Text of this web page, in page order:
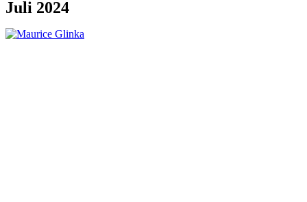
Juli 2024